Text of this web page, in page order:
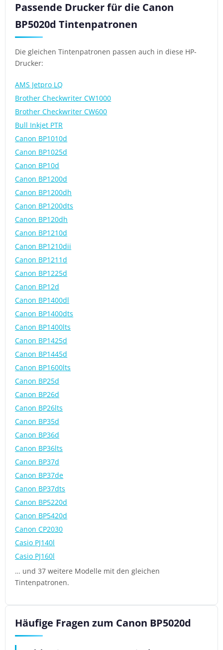
Passende Drucker für die Canon
BP5020d Tintenpatronen
Die gleichen Tintenpatronen passen auch in diese HP-
Drucker:
AMS Jetpro LQ
Brother Checkwriter CW1000
Brother Checkwriter CW600
Bull Inkjet PTR
Canon BP1010d
Canon BP1025d
Canon BP10d
Canon BP1200d
Canon BP1200dh
Canon BP1200dts
Canon BP120dh
Canon BP1210d
Canon BP1210dii
Canon BP1211d
Canon BP1225d
Canon BP12d
Canon BP1400dl
Canon BP1400dts
Canon BP1400lts
Canon BP1425d
Canon BP1445d
Canon BP1600lts
Canon BP25d
Canon BP26d
Canon BP26lts
Canon BP35d
Canon BP36d
Canon BP36lts
Canon BP37d
Canon BP37de
Canon BP37dts
Canon BP5220d
Canon BP5420d
Canon CP2030
Casio PJ140l
Casio PJ160l
… und 37 weitere Modelle mit den gleichen
Tintenpatronen.
Häufige Fragen zum Canon BP5020d